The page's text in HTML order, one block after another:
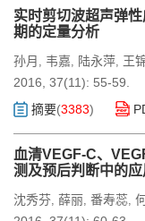
实时剪切波超声弹
期的定量分析
孙月 , 韦嘉, 陆永萍, 王
2016, 37(11): 55-59.
摘要(3383)
血清VEGF-C、
测及预后判断中的应
沈秀芬, 薛丽, 番寿蕊,